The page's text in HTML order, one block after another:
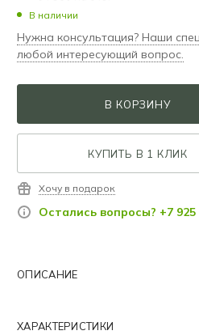
В наличии
Нужна консультация? Наши
любой интересующий вопрос.
В КОРЗИНУ
КУПИТЬ В 1 КЛИК
Хочу в подарок
Остались вопросы? +7 925
ОПИСАНИЕ
ХАРАКТЕРИСТИКИ